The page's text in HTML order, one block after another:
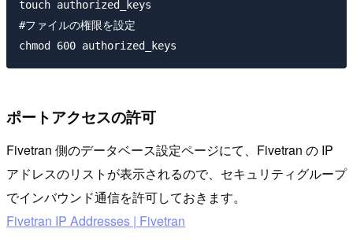
touch authorized_keys
#ファイルの権限を設定
ポートアクセスの許可
Fivetran 側のデータベース設定ページにて、Fivetran の IP
アドレスのリストが表示されるので、セキュリティグループ
でインバウンド通信を許可しておきます。
Fivetran IP Addresses | Fivetran